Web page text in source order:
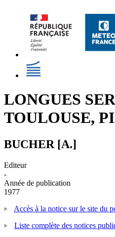
LONGUES
TOULOUSE,
BUCHER [A.]
Editeur
-
Année de publication
1977
Accès à la notice sur le site du
Liste complète des notices